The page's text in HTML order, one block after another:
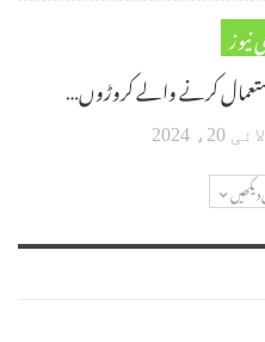
نیوز
استعمال کرنے والے کروڑوں…
2024